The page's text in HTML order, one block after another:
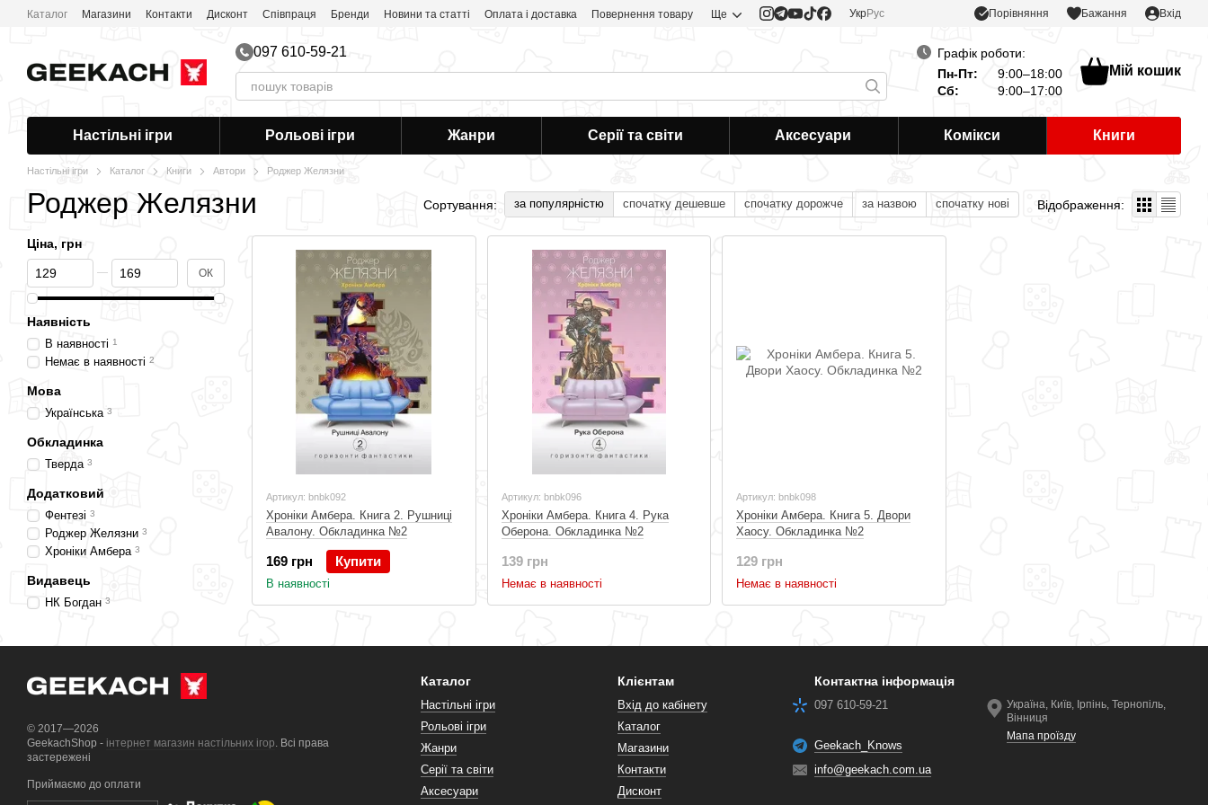
Перейти до основного контенту
Каталог Магазини Контакти Дисконт Співпраця Бренди Новини та статті Оплата і доставка Повернення товару Ще УкрРус Порівняння Бажання Вхід
097 610-59-21
Графік роботи:
Пн-Пт:
9:00–18:00
Сб:
9:00–17:00
Мій кошик
Настільні ігри Рольові ігри Жанри Серії та світи Аксесуари Комікси Книги
Настільні ігри Каталог Книги Автори Роджер Желязни
Роджер Желязни Сортування: за популярністю спочатку дешевше спочатку дорожче за назвою спочатку нові Відображення:
Артикул: bnbk092
Хроніки Амбера. Книга 2. Рушниці
Авалону. Обкладинка №2
169 грн Купити
В наявності
Артикул: bnbk096
Хроніки Амбера. Книга 4. Рука
Оберона. Обкладинка №2
139 грн
Немає в наявності
Артикул: bnbk098
Хроніки Амбера. Книга 5. Двори
Хаосу. Обкладинка №2
129 грн
Немає в наявності
Ціна, грн
Від Ціна, грн
До Ціна, грн ОК
Наявність
В наявності 1
Немає в наявності 2
Мова
Українська 3
Обкладинка
Тверда 3
Додатковий
Фентезі 3
Роджер Желязни 3
Хроніки Амбера 3
Видавець
НК Богдан 3
© 2017—2026
GeekachShop - інтернет магазин настільних ігор. Всі права
застережені
Приймаємо до оплати
Каталог
Настільні ігри
Рольові ігри
Жанри
Серії та світи
Аксесуари
Клієнтам
Вхід до кабінету
Каталог
Магазини
Контакти
Дисконт
Контактна інформація
097 610-59-21
Geekach_Knows
info@geekach.com.ua
Україна, Київ, Ірпінь, Тернопіль,
Вінниця
Мапа проїзду